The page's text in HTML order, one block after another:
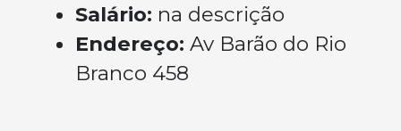
Salário: na descrição
Endereço: Av Barão do Rio
Branco 458